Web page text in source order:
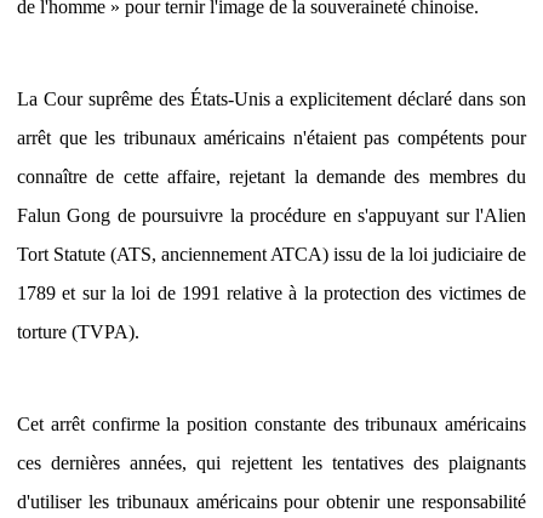
de l'homme » pour ternir l'image de la souveraineté chinoise.
La Cour suprême des États-Unis a explicitement déclaré dans son
arrêt que les tribunaux américains n'étaient pas compétents pour
connaître de cette affaire, rejetant la demande des membres du
Falun Gong de poursuivre la procédure en s'appuyant sur l'Alien
Tort Statute (ATS, anciennement ATCA) issu de la loi judiciaire de
1789 et sur la loi de 1991 relative à la protection des victimes de
torture (TVPA).
Cet arrêt confirme la position constante des tribunaux américains
ces dernières années, qui rejettent les tentatives des plaignants
d'utiliser les tribunaux américains pour obtenir une responsabilité